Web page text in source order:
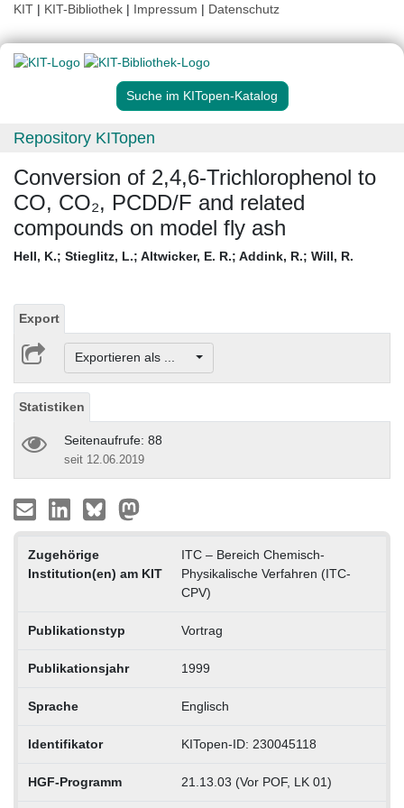
KIT | KIT-Bibliothek | Impressum | Datenschutz
Suche im KITopen-Katalog
Repository KITopen
Conversion of 2,4,6-Trichlorophenol to
CO, CO₂, PCDD/F and related
compounds on model fly ash
Hell, K.; Stieglitz, L.; Altwicker, E. R.; Addink, R.; Will, R.
Export
Exportieren als ...
Statistiken
Seitenaufrufe: 88
seit 12.06.2019
Zugehörige
Institution(en) am KIT
ITC – Bereich Chemisch-
Physikalische Verfahren (ITC-
CPV)
Publikationstyp Vortrag
Publikationsjahr 1999
Sprache Englisch
Identifikator KITopen-ID: 230045118
HGF-Programm 21.13.03 (Vor POF, LK 01)